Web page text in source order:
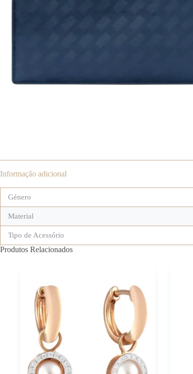
Informação adicional
Género
Material
Tipo de Acessório
Produtos Relacionados